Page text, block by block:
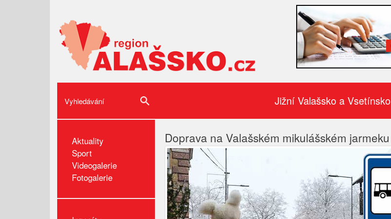
Jižní Valašsko a Vsetínsko
Aktuality
Sport
Videogalerie
Fotogalerie
Doprava na Valašském mikulášském jarmeku